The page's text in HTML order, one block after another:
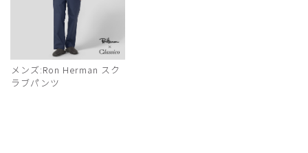
メンズ:Ron Herman スク
ラブパンツ